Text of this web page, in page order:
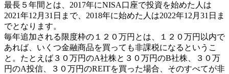
最長５年間とは、2017年にNISA口座で投資を始めた人は
2021年12月31日まで、2018年に始めた人は2022年12月31日ま
でとなります。
毎年追加される限度枠の１２０万円とは、１２０万円以内で
あれば、いくつ金融商品を買っても非課税になるというこ
と。たとえば３０万円のA社株と３０万円のB社株、３０万
円のA投信、３０万円のREITを買った場合、そのすべてが非